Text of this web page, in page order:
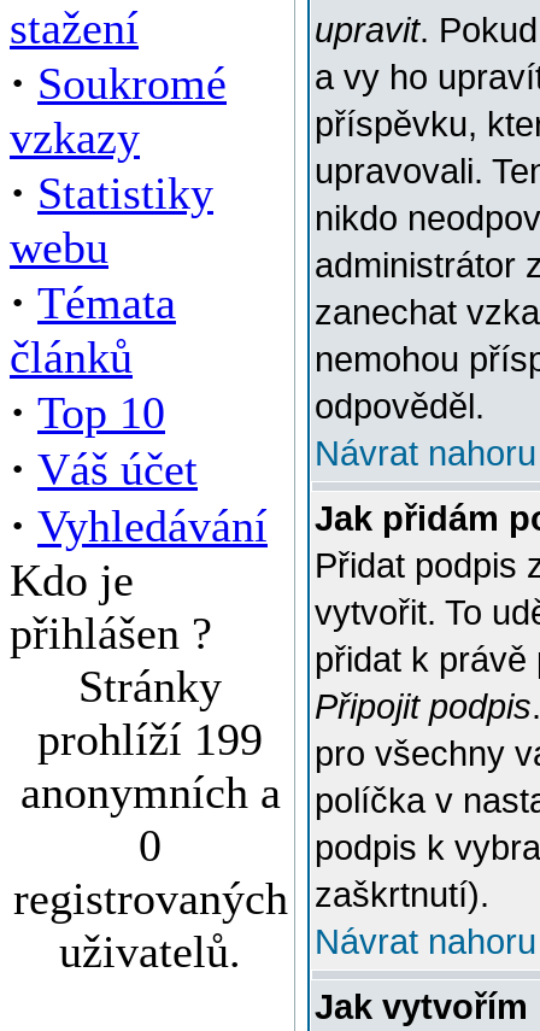
stažení
· Soukromé
vzkazy
· Statistiky
webu
· Témata
článků
· Top 10
· Váš účet
· Vyhledávání
Kdo je
přihlášen ?
Stránky
prohlíží 199
anonymních a
0
registrovaných
uživatelů.
upravit.
a vy ho
příspěvku,
upravovali.
nikdo
administrátor
zanechat
nemohou
odpověděl.
Návrat nahoru
Jak přidám
Přidat podpis
vytvořit. To
přidat k
Připojit podpis
pro všechny
políčka v
podpis k
zaškrtnutí).
Návrat nahoru
Jak vytvořím